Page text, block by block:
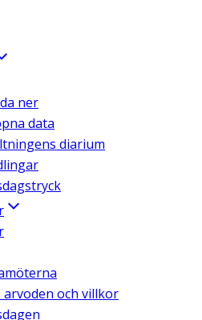
ner
data
diarium
arvoden och villkor